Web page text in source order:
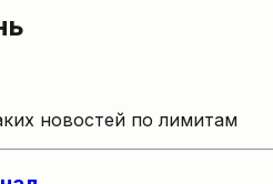
новостей по лимитам